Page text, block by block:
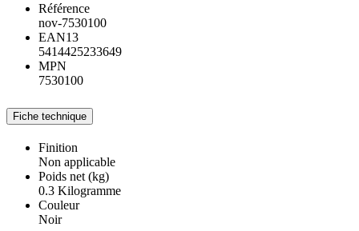
Référence
nov-7530100
EAN13
5414425233649
MPN
7530100
Fiche technique
Finition
Non applicable
Poids net (kg)
0.3 Kilogramme
Couleur
Noir